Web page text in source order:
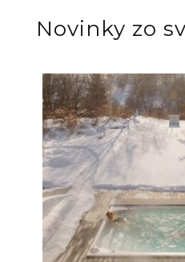
Novinky zo